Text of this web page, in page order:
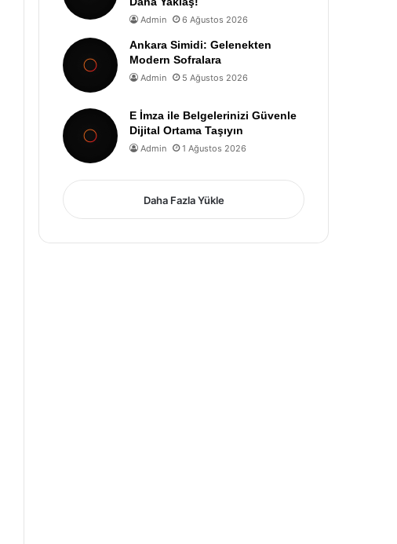
Admin 6 Ağustos 2026
Ankara Simidi: Gelenekten
Modern Sofralara
Admin 5 Ağustos 2026
E İmza ile Belgelerinizi Güvenle
Dijital Ortama Taşıyın
Admin 1 Ağustos 2026
Daha Fazla Yükle